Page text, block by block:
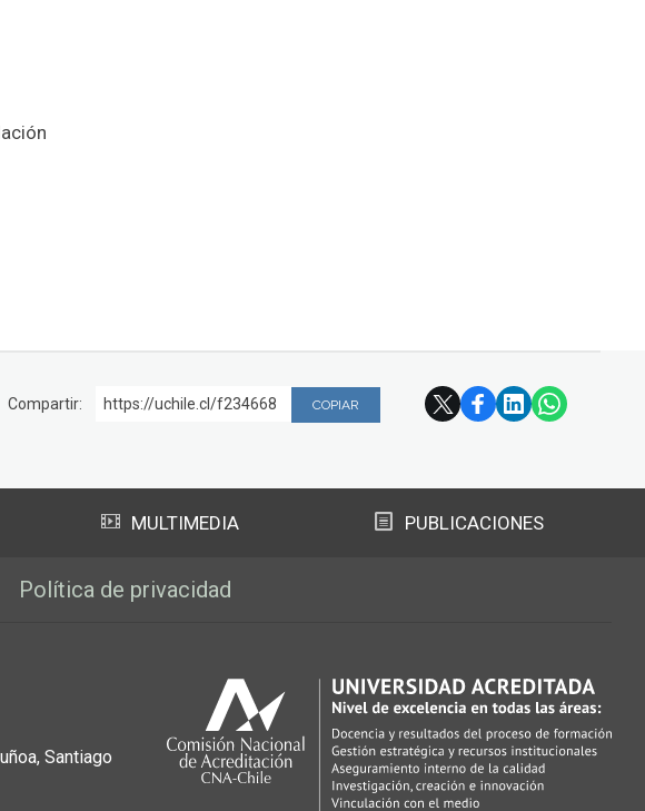
Compartir: https://uchile.cl/f234668 COPIAR
MULTIMEDIA PUBLICACIONES
Política de privacidad
Santiago